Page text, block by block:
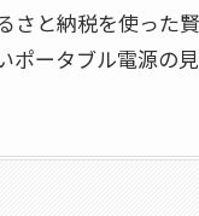
さと納税を使った
ポータブル電源の